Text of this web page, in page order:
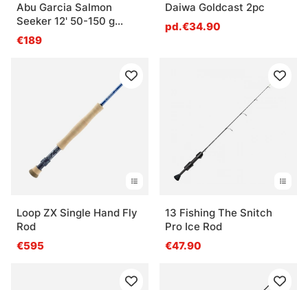
Abu Garcia Salmon
Seeker 12' 50-150 g
Casting
€189
Daiwa Goldcast 2pc
pd.€34.90
Loop ZX Single Hand Fly
Rod
€595
13 Fishing The Snitch
Pro Ice Rod
€47.90